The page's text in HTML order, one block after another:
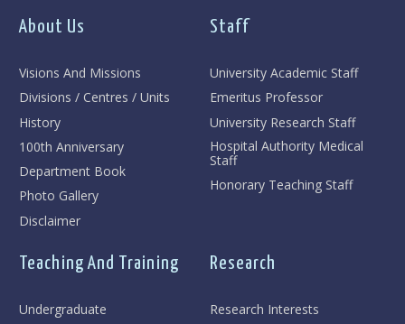
About Us
Visions And Missions
Divisions / Centres / Units
History
100th Anniversary
Department Book
Photo Gallery
Disclaimer
Staff
University Academic Staff
Emeritus Professor
University Research Staff
Hospital Authority Medical
Staff
Honorary Teaching Staff
Teaching And Training
Undergraduate
Research
Research Interests